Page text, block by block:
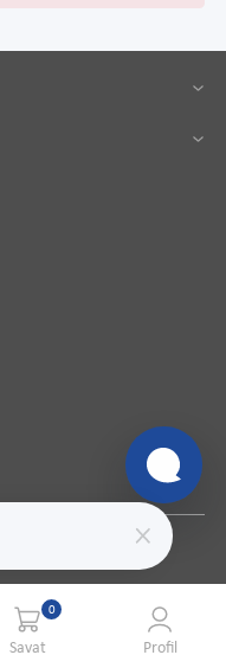
0
Savat Profil